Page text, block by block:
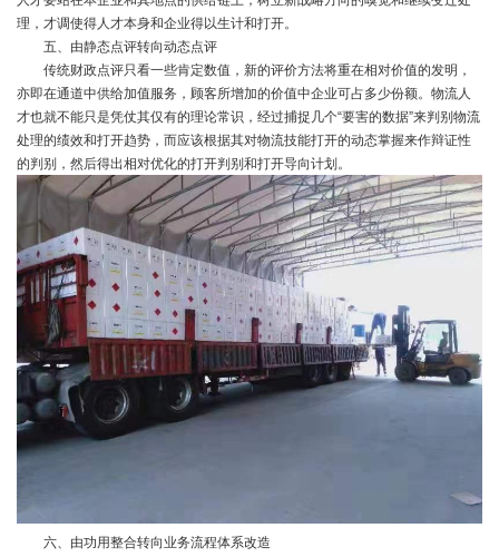
理，才调使得人才本身和企业得以生计和打开。
五、由静态点评转向动态点评
传统财政点评只看一些肯定数值，新的评价方法将重在相对价值的发明，
亦即在通道中供给加值服务，顾客所增加的价值中企业可占多少份额。物流人
才也就不能只是凭仗其仅有的理论常识，经过捕捉几个“要害的数据”来判别物流
处理的绩效和打开趋势，而应该根据其对物流技能打开的动态掌握来作辩证性
的判别，然后得出相对优化的打开判别和打开导向计划。
六、由功用整合转向业务流程体系改造